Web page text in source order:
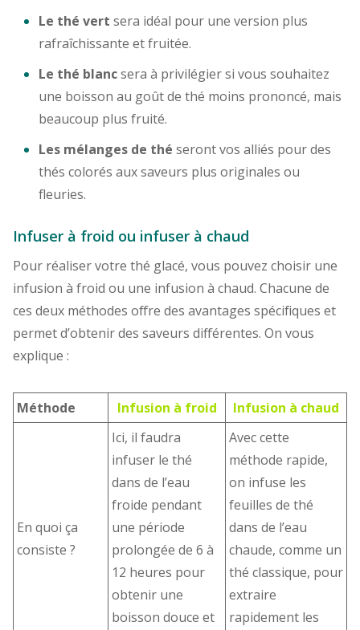
Le thé vert sera idéal pour une version plus
rafraîchissante et fruitée.
Le thé blancsera à privilégier si vous souhaitez
une boisson au goût de thé moins prononcé, mais
beaucoup plus fruité.
Les mélanges de thé seront vos alliés pour des
thés colorés aux saveurs plus originales ou
fleuries.
Infuser à froid ou infuser à chaud
Pour réaliser votre thé glacé, vous pouvez choisir une
infusion à froid ou une infusion à chaud. Chacune de
ces deux méthodes offre des avantages spécifiques et
permet d’obtenir des saveurs différentes. On vous
explique :
Méthode Infusion à froid Infusion à chaud
En quoi ça
consiste ?
Ici, il faudra
infuser le thé
dans de l’eau
froide pendant
une période
prolongée de 6 à
12 heures pour
obtenir une
boisson douce et
Avec cette
méthode rapide,
on infuse les
feuilles de thé
dans de l’eau
chaude, comme un
thé classique, pour
extraire
rapidement les